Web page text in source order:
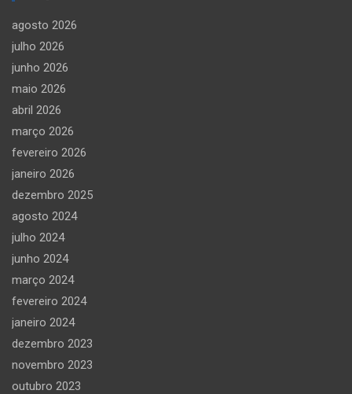
agosto 2026
julho 2026
junho 2026
maio 2026
abril 2026
março 2026
fevereiro 2026
janeiro 2026
dezembro 2025
agosto 2024
julho 2024
junho 2024
março 2024
fevereiro 2024
janeiro 2024
dezembro 2023
novembro 2023
outubro 2023